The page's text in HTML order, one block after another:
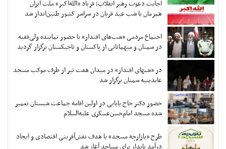
اجابت دعوت رهبر انقلاب؛ فریاد «الله‌اکبر» ملت ایران
همزمان با شب عید قربان در سراسر کشور طنین‌انداز شد
اجتماع مردمی «شب‌های اقتدار» با حضور نماینده ولی‌فقیه
در سمنان و میهمانانی از پاکستان و تاجیکستان برگزار گردید
در «شبهای اقتدار» در میدان هفت تیر از طرف موکب مسجد
عابدینیه سمنان برگزار شد
حضور دکتر حاج بابایی در اولین اقامه جماعت شبستان تعمیر
شده مسجد امام‌حسن‌عسکری علیه‌السلام
طرح «بازارچه مسجد» با هدف نقش‌آفرینی اقتصادی و ایجاد